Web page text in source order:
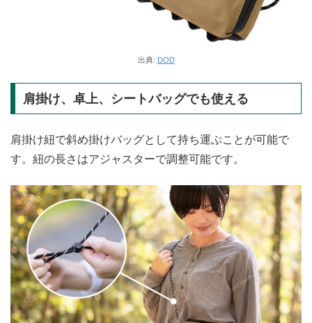
出典: DOD
肩掛け、卓上、シートバッグでも使える
肩掛け紐で斜め掛けバッグとして持ち運ぶことが可能で
す。紐の長さはアジャスターで調整可能です。